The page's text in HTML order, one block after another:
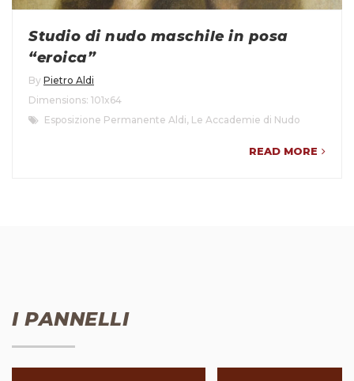
Studio di nudo maschile in posa
“eroica”
By Pietro Aldi
Dimensions: 101x64
Esposizione Permanente Aldi, Le Accademie di Nudo
READ MORE
I PANNELLI